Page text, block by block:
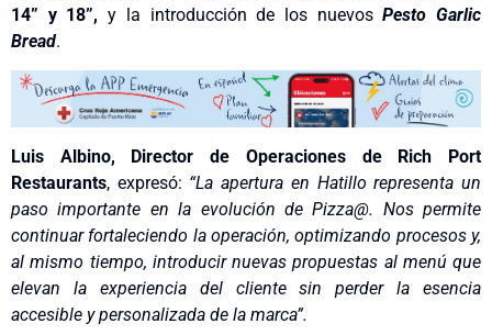
14” y 18”, y la introducción de los nuevosPesto Garlic
Bread.
Luis Albino, Director de Operaciones de Rich Port
Restaurants, expresó: “La apertura en Hatillo representa un
paso importante en la evolución de Pizza@. Nos permite
continuar fortaleciendo la operación, optimizando procesos y,
al mismo tiempo, introducir nuevas propuestas al menú que
elevan la experiencia del cliente sin perder la esencia
accesible y personalizada de la marca”.